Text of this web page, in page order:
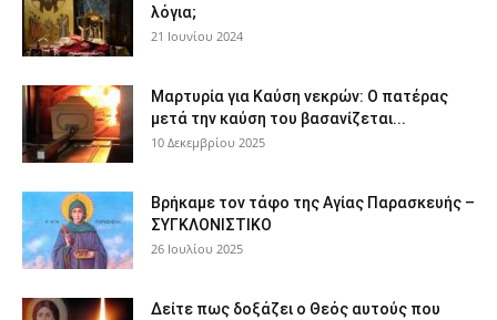
λόγια;
21 Ιουνίου 2024
Μαρτυρία για Καύση νεκρών: Ο πατέρας
μετά την καύση του βασανίζεται...
10 Δεκεμβρίου 2025
Βρήκαμε τον τάφο της Αγίας Παρασκευής –
ΣΥΓΚΛΟΝΙΣΤΙΚΟ
26 Ιουλίου 2025
Δείτε πως δοξάζει ο Θεός αυτούς που